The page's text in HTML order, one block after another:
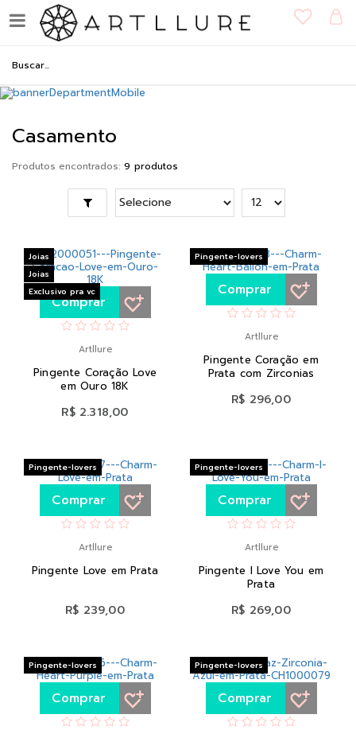
Casamento
Produtos encontrados: 9
Comprar
Artllure
Pingente Coração Love
em Ouro 18K
R$ 2.318,00
Joias
Joias
Exclusivo pra vc
Comprar
Artllure
Pingente Coração em
Prata com Zirconias
R$ 296,00
Pingente-lovers
Comprar
Artllure
Pingente Love em Prata
R$ 239,00
Pingente-lovers
Comprar
Artllure
Pingente I Love You em
Prata
R$ 269,00
Pingente-lovers
Comprar
Pingente-lovers
Comprar
Pingente-lovers